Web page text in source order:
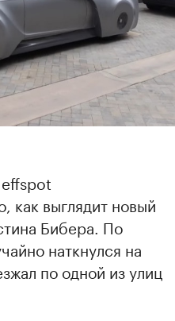
как выглядит новый
Бибера. По
наткнулся на
по одной из улиц